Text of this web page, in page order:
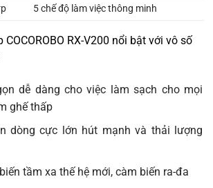
5 chế độ làm việc thông minh
RX-V200 nổi bật với vô số
dễ dàng cho việc làm sạch cho mọi
ghế thấp
dòng cực lớn hút mạnh và thải lượng
tầm xa thế hệ mới, càm biến ra-đa